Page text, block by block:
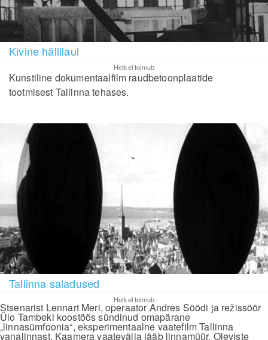
Kivine hällilaul
Hetkel toimub
Kunstiline dokumentaalfilm raudbetoonplaatide
tootmisest Tallinna tehases.
Tallinna saladused
Hetkel toimub
Stsenarist Lennart Meri, operaator Andres Söödi ja režissöör
Ülo Tambeki koostöös sündinud omapärane
„linnasümfoonia“, eksperimentaalne vaatefilm Tallinna
vanalinnast. Kaamera vaatevälja jääb linnamüür, Oleviste